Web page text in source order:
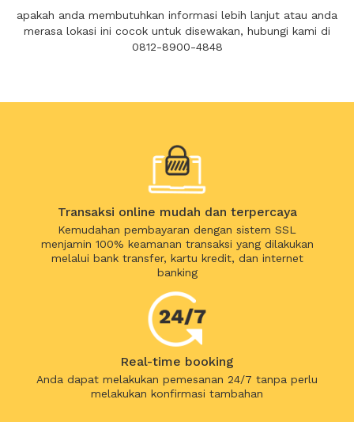
apakah anda membutuhkan informasi lebih lanjut atau anda
merasa lokasi ini cocok untuk disewakan, hubungi kami di
0812-8900-4848
Transaksi online mudah dan terpercaya
Kemudahan pembayaran dengan sistem SSL
menjamin 100% keamanan transaksi yang dilakukan
melalui bank transfer, kartu kredit, dan internet
banking
Real-time booking
Anda dapat melakukan pemesanan 24/7 tanpa perlu
melakukan konfirmasi tambahan